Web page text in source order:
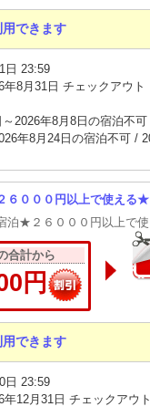
できます
日 23:59
8月31日 チェックアウト
2026年8月8日の宿泊不
年8月24日の宿泊不可 /
０００円以上で使える★
泊★２６０００円以上で
合計から
円
できます
日 23:59
12月31日 チェックアウト